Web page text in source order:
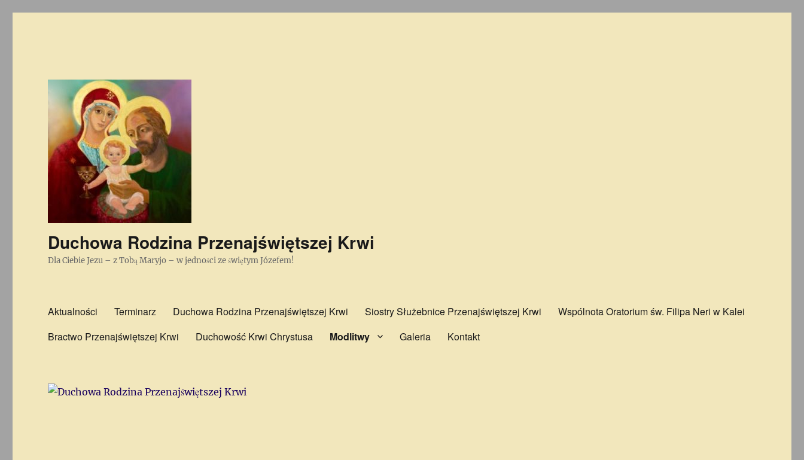
Duchowa Rodzina Przenajświętszej Krwi
Dla Ciebie Jezu – z Tobą Maryjo – w jedności ze świętym Józefem!
Aktualności Terminarz Duchowa Rodzina Przenajświętszej Krwi Siostry Służebnice Przenajświętszej Krwi
Wspólnota Oratorium św. Filipa Neri w Kalei
Bractwo Przenajświętszej Krwi
Duchowość Krwi Chrystusa Modlitwy Galeria Kontakt